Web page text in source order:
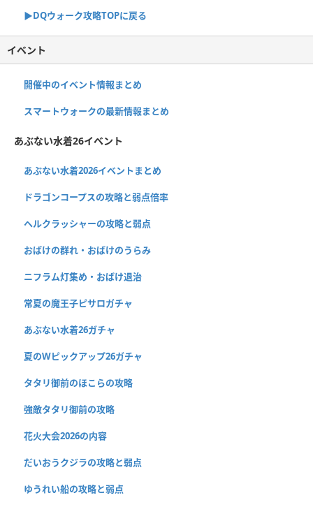
▶︎DQウォーク攻略TOPに戻る
イベント
開催中のイベント情報まとめ
スマートウォークの最新情報まとめ
あぶない水着26イベント
あぶない水着2026イベントまとめ
ドラゴンコープスの攻略と弱点倍率
ヘルクラッシャーの攻略と弱点
おばけの群れ・おばけのうらみ
ニフラム灯集め・おばけ退治
常夏の魔王子ピサロガチャ
あぶない水着26ガチャ
夏のWピックアップ26ガチャ
タタリ御前のほこらの攻略
強敵タタリ御前の攻略
花火大会2026の内容
だいおうクジラの攻略と弱点
ゆうれい船の攻略と弱点